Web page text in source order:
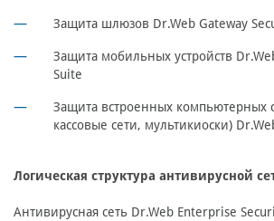
Защита шлюзов Dr.Web Gateway
Защита мобильных устройств
Suite
Защита встроенных компьютерных
кассовые сети, мультикиоски)
Логическая структура антивирусной
Антивирусная сеть Dr.Web Enterprise